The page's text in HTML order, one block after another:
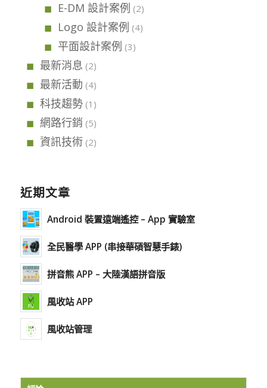
E-DM 設計案例 (2)
Logo 設計案例 (4)
平面設計案例 (3)
最新消息 (2)
最新活動 (4)
科技趨勢(1)
網路行銷 (5)
資訊技術(2)
近期文章
Android 裝置遠端遙控 – App 實驗室
全民醫學 APP (串接華碩智慧手錶)
拼音熊 APP – 大陸漢語拼音版
風收站 APP
風收站管理